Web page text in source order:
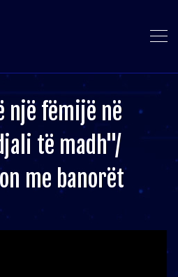
një fëmijë në
të madh"/
me banorët